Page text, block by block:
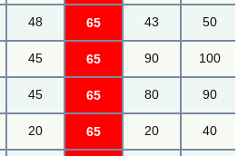
48 65 43 50
45 65 90 100
45 65 80 90
20 65 20 40